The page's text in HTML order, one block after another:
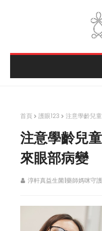
首頁 護眼123 注意學齡兒
注意學齡兒
來眼部病變
淳軒真益生菌|藥師媽咪守